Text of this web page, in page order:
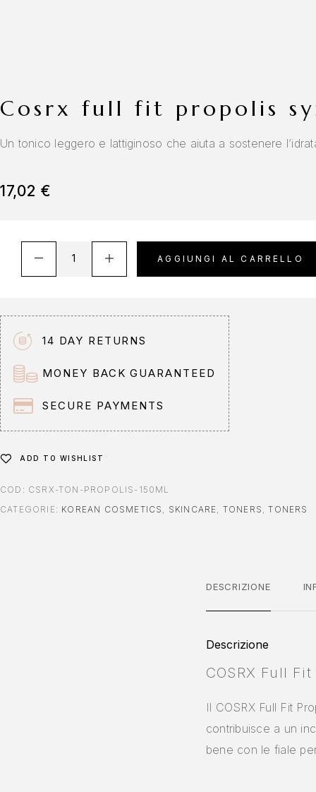
cosrx full fit propolis
Un tonico leggero e lattiginoso che aiuta a sostenere
17,02 €
AGGIUNGI AL CARRELLO
r
n
a
t
i
v
:
14 DAY RETURNS
MONEY BACK GUARANTEED
SECURE PAYMENTS
ADD TO WISHLIST
COD: CSRX-TON-PROPOLIS-150ML
CATEGORIE: KOREAN COSMETICS SKINCARE TONERS ,TONERS
DESCRIZIONE
Descrizione
COSRX Full
Il COSRX Full Fit
contribuisce a un
bene con le fiale